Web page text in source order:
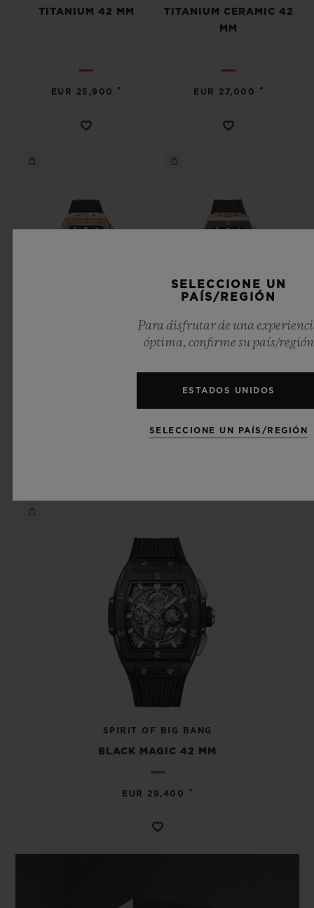
TITANIUM 42 MM
EUR 25,900 •
TITANIUM CERAMIC 42
MM
EUR 27,000 •
SPIRIT OF BIG BANG
•
SPIRIT OF BIG BANG
BLACK MAGIC 42 MM
EUR 29,400 •
SELECCIONE UN
PAÍS/REGIÓN
Para disfrutar de una
óptima, confirme su país/región
ESTADOS UNIDOS
SELECCIONE UN PAÍS/REGIÓN